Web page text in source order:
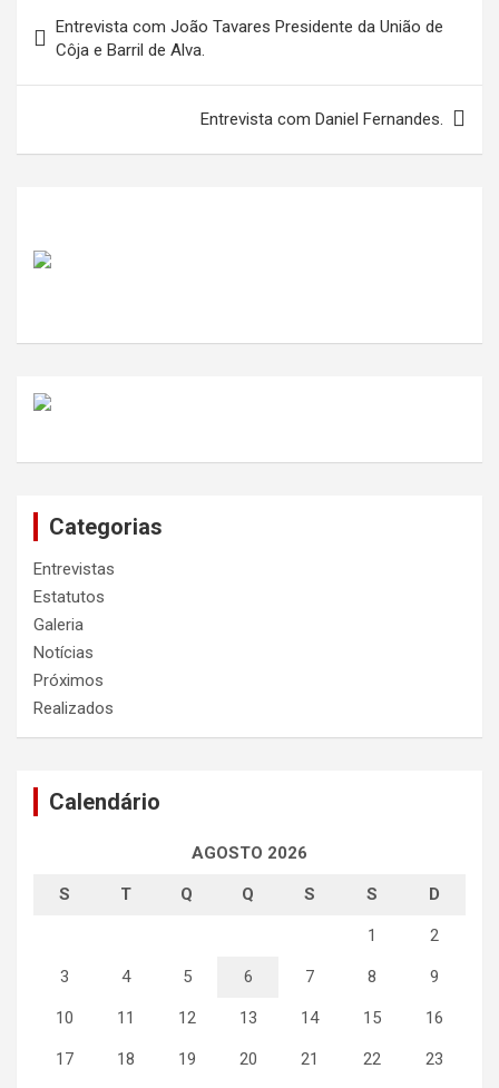
de
artigos
Entrevista com João Tavares Presidente da União de
Côja e Barril de Alva.
Entrevista com Daniel Fernandes.
Categorias
Entrevistas
Estatutos
Galeria
Notícias
Próximos
Realizados
Calendário
AGOSTO 2026
S T Q Q S S D
1 2
3 4 5 6 7 8 9
10 11 12 13 14 15 16
17 18 19 20 21 22 23